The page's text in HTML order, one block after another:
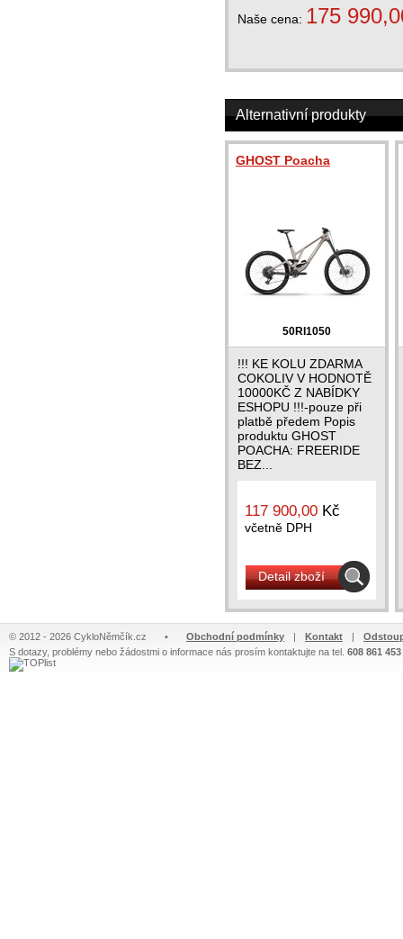
Naše cena: 175
Alternativní produkty
GHOST Poacha
50RI1050
!!! KE KOLU ZDARMA
COKOLIV V HODNOTĚ
10000KČ Z NABÍDKY
ESHOPU !!!-pouze při
platbě předem Popis
produktu GHOST
POACHA: FREERIDE
BEZ...
117 900,00 Kč
včetně DPH
Detail zboží
© 2012 - 2026 CykloNěmčík.cz • Obchodní podmínky | Kontakt |
S dotazy, problémy nebo žádostmi o informace nás prosím kontaktujte na tel. 608 861 453